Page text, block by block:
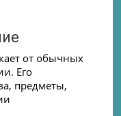
от обычных
Его
предметы,